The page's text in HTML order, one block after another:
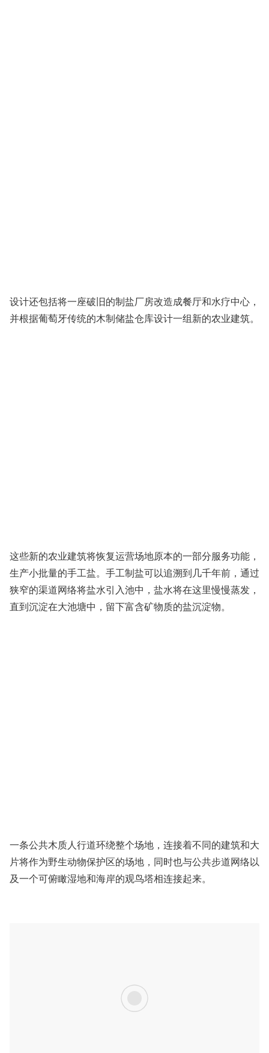
设计还包括将一座破旧的制盐厂房改造成餐厅和水疗中心，
并根据葡萄牙传统的木制储盐仓库设计一组新的农业建筑。
这些新的农业建筑将恢复运营场地原本的一部分服务功能，
生产小批量的手工盐。手工制盐可以追溯到几千年前，通过
狭窄的渠道网络将盐水引入池中，盐水将在这里慢慢蒸发，
直到沉淀在大池塘中，留下富含矿物质的盐沉淀物。
一条公共木质人行道环绕整个场地，连接着不同的建筑和大
片将作为野生动物保护区的场地，同时也与公共步道网络以
及一个可俯瞰湿地和海岸的观鸟塔相连接起来。